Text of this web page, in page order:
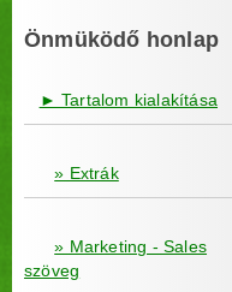
Önmüködő honlap
► Tartalom kialakítása
» Extrák
» Marketing - Sales
szöveg